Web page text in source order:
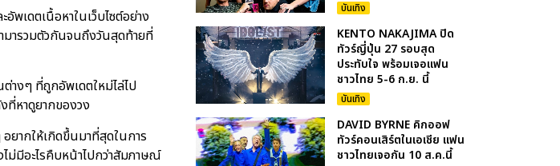
เดตเนื้อหาในเว็บไซต์อย่าง
มารวมตัวกันจนถึงวันสุดท้ายที่
างๆ ที่ถูกอัพเดตใหม่ไล่ไป
ที่หาดูยากของวง
ยากให้เกิดขึ้นมาที่สุดในการ
มีอะไรคืบหน้าไปกว่าสัมภาษณ์
บันเทิง
KENTO NAKAJIMA ปิด
ทัวร์ญี่ปุ่น 27 รอบสุด
ประทับใจ พร้อมเจอแฟน
ชาวไทย 5-6 ก.ย. นี้
บันเทิง
DAVID BYRNE คิกออฟ
ทัวร์คอนเสิร์ตในเอเชีย แฟน
ชาวไทยเจอกัน 10 ส.ค.นี้